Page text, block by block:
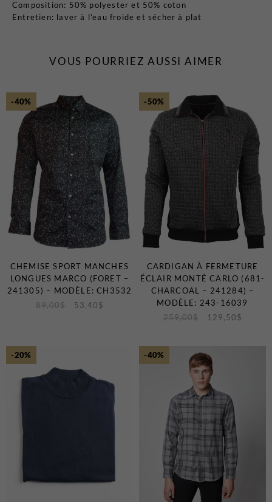
Composition: 50% polyester et 50% coton
Entretien: laver à l’eau froide et sécher à plat
VOUS POURRIEZ AUSSI AIMER
-40%
CHEMISE SPORT MANCHES
LONGUES MARCO (FORET –
241305) – MODÈLE: CH3532
89,00$ 53,40 $
-50%
CARDIGAN À FERMETURE
ÉCLAIR MONTÉ CARLO (681-
CHARCOAL – 241284) –
MODÈLE: 243-16039
259,00$ 129,50 $
-20% -40%